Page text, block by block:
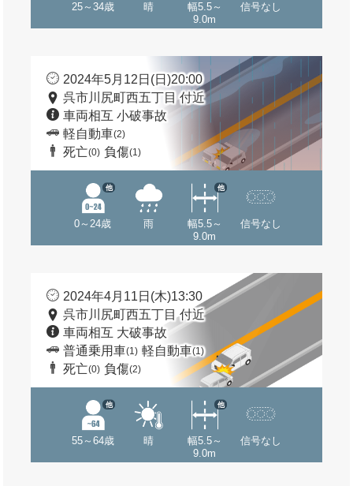
25～34歳 晴
幅5.5～
9.0m
信号なし
2024年5月12日(日)20:00
呉市川尻町西五丁目 付近
車両相互 小破事故
軽自動車(2)
死亡(0) 負傷(1)
0～24歳
他
雨
幅5.5～
9.0m
他
信号なし
2024年4月11日(木)13:30
呉市川尻町西五丁目 付近
車両相互 大破事故
普通乗用車(1) 軽自動車(1)
死亡(0) 負傷(2)
55～64歳
他
晴
幅5.5～
9.0m
他
信号なし